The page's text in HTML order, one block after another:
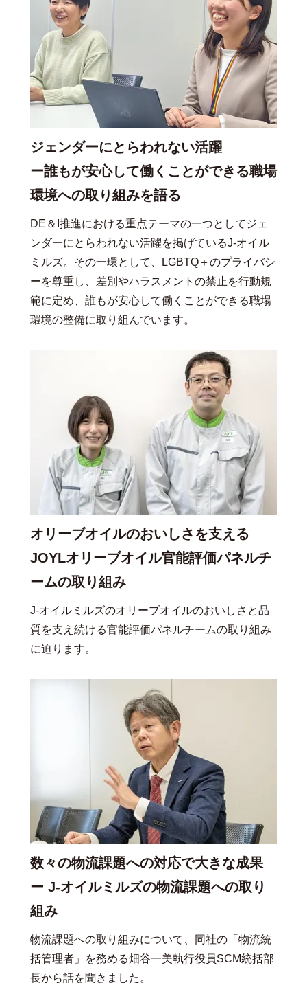
ジェンダーにとらわれない活躍
ー誰もが安心して働くことができる職場
環境への取り組みを語る
DE＆I推進における重点テーマの一つとしてジェ
ンダーにとらわれない活躍を掲げているJ-オイル
ミルズ。その一環として、LGBTQ＋のプライバシ
ーを尊重し、差別やハラスメントの禁止を行動規
範に定め、誰もが安心して働くことができる職場
環境の整備に取り組んでいます。
オリーブオイルのおいしさを支える
JOYLオリーブオイル官能評価パネルチ
ームの取り組み
J-オイルミルズのオリーブオイルのおいしさと品
質を支え続ける官能評価パネルチームの取り組み
に迫ります。
数々の物流課題への対応で大きな成果
ー J-オイルミルズの物流課題への取り
組み
物流課題への取り組みについて、同社の「物流統
括管理者」を務める畑谷一美執行役員SCM統括部
長から話を聞きました。